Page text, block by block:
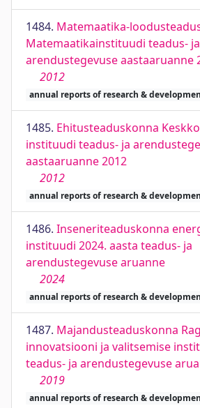
1484. Matemaatika-
Matemaatikainstituudi teadus- ja
arendustegevuse aastaaruanne
2012
annual reports of research &
1485. Ehitusteaduskonna
instituudi teadus- ja
aastaaruanne 2012
2012
annual reports of research &
1486. Inseneriteaduskonna
instituudi 2024. aasta teadus- ja
arendustegevuse aruanne
2024
annual reports of research &
1487. Majandusteaduskonna
innovatsiooni ja valitsemise
teadus- ja arendustegevuse
2019
annual reports of research &